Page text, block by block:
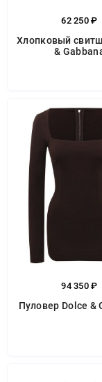
62 250 ₽
Хлопковый
&
94 350 ₽
Пуловер Dolce &